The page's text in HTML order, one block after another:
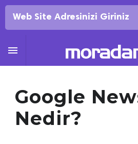

Google
Nedir?